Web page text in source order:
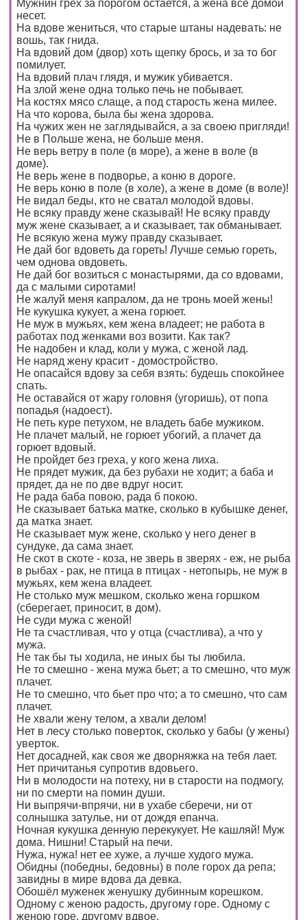
Мужнин грех за порогом остается, а жена все домой
несет.
На вдове жениться, что старые штаны надевать: не
вошь, так гнида.
На вдовий дом (двор) хоть щепку брось, и за то бог
помилует.
На вдовий плач глядя, и мужик убивается.
На злой жене одна только печь не побывает.
На костях мясо слаще, а под старость жена милее.
На что корова, была бы жена здорова.
На чужих жен не заглядывайся, а за своею пригляди!
Не в Польше жена, не больше меня.
Не верь ветру в поле (в море), а жене в воле (в
доме).
Не верь жене в подворье, а коню в дороге.
Не верь коню в поле (в холе), а жене в доме (в воле)!
Не видал беды, кто не сватал молодой вдовы.
Не всяку правду жене сказывай! Не всяку правду
муж жене сказывает, а и сказывает, так обманывает.
Не всякую жена мужу правду сказывает.
Не дай бог вдоветь да гореть! Лучше семью гореть,
чем однова овдоветь.
Не дай бог возиться с монастырями, да со вдовами,
да с малыми сиротами!
Не жалуй меня капралом, да не тронь моей жены!
Не кукушка кукует, а жена горюет.
Не муж в мужьях, кем жена владеет; не работа в
работах под женками воз возити. Как так?
Не надобен и клад, коли у мужа, с женой лад.
Не наряд жену красит - домостройство.
Не опасайся вдову за себя взять: будешь спокойнее
спать.
Не оставайся от жару головня (угоришь), от попа
попадья (надоест).
Не петь куре петухом, не владеть бабе мужиком.
Не плачет малый, не горюет убогий, а плачет да
горюет вдовый.
Не пройдет без греха, у кого жена лиха.
Не прядет мужик, да без рубахи не ходит; а баба и
прядет, да не по две вдруг носит.
Не рада баба повою, рада б покою.
Не сказывает батька матке, сколько в кубышке денег,
да матка знает.
Не сказывает муж жене, сколько у него денег в
сундуке, да сама знает.
Не скот в скоте - коза, не зверь в зверях - еж, не рыба
в рыбах - рак, не птица в птицах - нетопырь, не муж в
мужьях, кем жена владеет.
Не столько муж мешком, сколько жена горшком
(сберегает, приносит, в дом).
Не суди мужа с женой!
Не та счастливая, что у отца (счастлива), а что у
мужа.
Не так бы ты ходила, не иных бы ты любила.
Не то смешно - жена мужа бьет; а то смешно, что муж
плачет.
Не то смешно, что бьет про что; а то смешно, что сам
плачет.
Не хвали жену телом, а хвали делом!
Нет в лесу столько поверток, сколько у бабы (у жены)
уверток.
Нет досадней, как своя же дворняжка на тебя лает.
Нет причитанья супротив вдовьего.
Ни в молодости на потеху, ни в старости на подмогу,
ни по смерти на помин души.
Ни выпрячи-впрячи, ни в ухабе сберечи, ни от
солнышка затулье, ни от дождя епанча.
Ночная кукушка денную перекукует. Не кашляй! Муж
дома. Нишни! Старый на печи.
Нужа, нужа! нет ее хуже, а лучше худого мужа.
Обидны (победны, бедовны) в поле горох да репа;
завидны в мире вдова да девка.
Обошёл муженек женушку дубинным корешком.
Одному с женою радость, другому горе. Одному с
женою горе, другому вдвое.